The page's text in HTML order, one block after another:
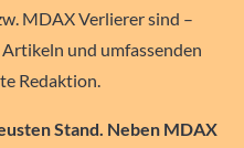
MDAX Verlierer sind –
und umfassenden
Redaktion.
Stand. Neben MDAX